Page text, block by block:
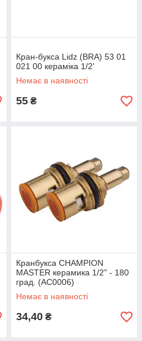
Кран-букса Lidz (BRA) 53 01
021 00 кераміка 1/2'
Немає в наявності
55 ₴
Кранбукса CHAMPION
MASTER керамика 1/2" - 180
град. (AC0006)
Немає в наявності
34,40 ₴